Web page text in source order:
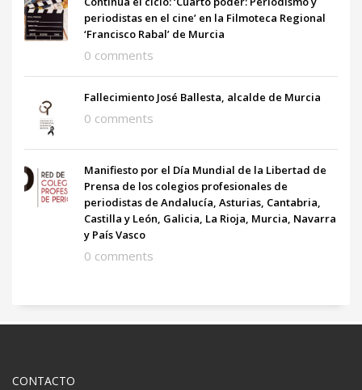
periodistas en el cine’ en la Filmoteca Regional
‘Francisco Rabal’ de Murcia
0 comments
Fallecimiento José Ballesta, alcalde de Murcia
0 comments
Manifiesto por el Día Mundial de la Libertad de
Prensa de los colegios profesionales de
periodistas de Andalucía, Asturias, Cantabria,
Castilla y León, Galicia, La Rioja, Murcia, Navarra
y País Vasco
0 comments
CONTACTO